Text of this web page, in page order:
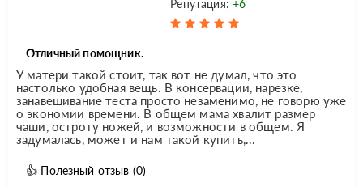
Репутация:+6
Отличный помощник.
У матери такой стоит, так вот не думал, что это
настолько удобная вещь. В консервации, нарезке,
занавешивание теста просто незаменимо, не говорю уже
о экономии времени. В общем мама хвалит размер
чаши, остроту ножей, и возможности в общем. Я
задумалась, может и нам такой купить,...
👍 Полезный отзыв (0)